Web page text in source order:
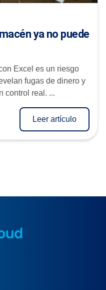
ya no puede
Excel es un riesgo
fugas de dinero y
control real. ...
Leer artículo